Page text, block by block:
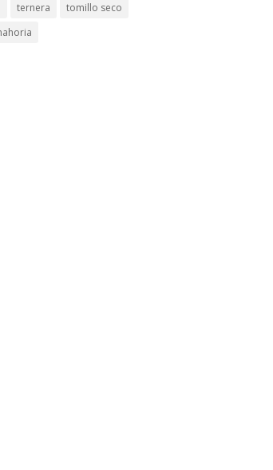
ternera
tomillo seco